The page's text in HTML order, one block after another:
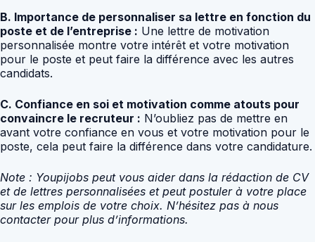
B. Importance de personnaliser sa lettre en fonction du
poste et de l’entreprise : Une lettre de motivation
personnalisée montre votre intérêt et votre motivation
pour le poste et peut faire la différence avec les autres
candidats.
C. Confiance en soi et motivation comme atouts pour
convaincre le recruteur : N’oubliez pas de mettre en
avant votre confiance en vous et votre motivation pour le
poste, cela peut faire la différence dans votre candidature.
Note : Youpijobs peut vous aider dans la rédaction de CV
et de lettres personnalisées et peut postuler à votre place
sur les emplois de votre choix. N’hésitez pas à nous
contacter pour plus d’informations.